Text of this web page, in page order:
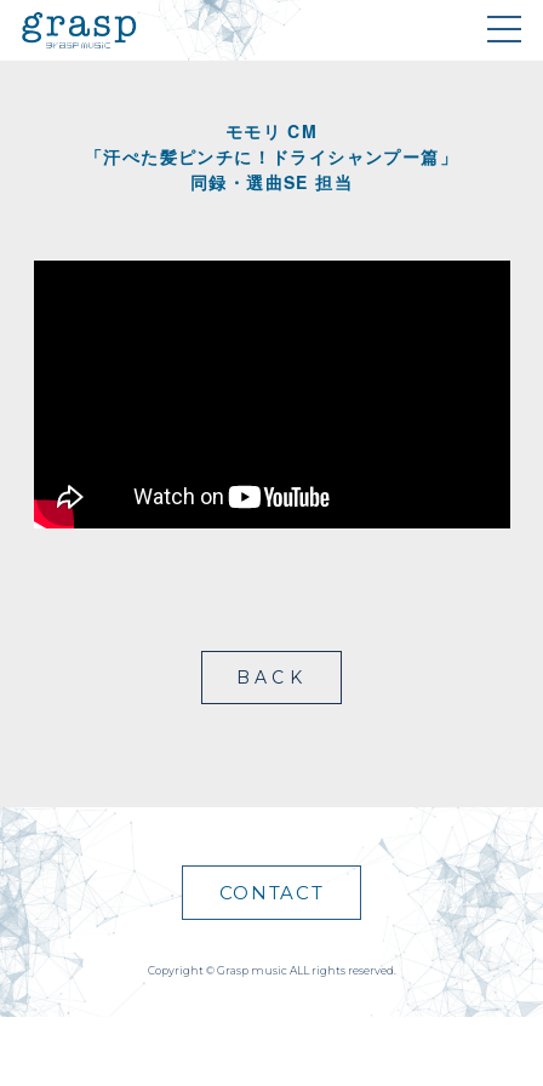
モモリ CM
「汗ぺた髪ピンチに！ドライシャンプー篇」
同録・選曲SE 担当
BACK
CONTACT
Copyright © Grasp music ALL rights reserved.